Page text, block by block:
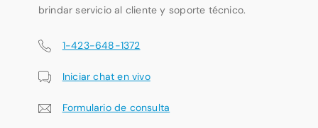
brindar servicio al cliente y soporte técnico.
1-423-648-1372
Iniciar chat en vivo
Formulario de consulta